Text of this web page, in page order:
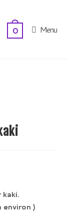
0 Menu
environ )